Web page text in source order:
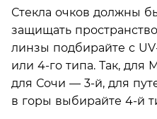
Стекла очков должны
защищать
линзы подбирайте с
или 4-го типа. Так, для
для Сочи — 3-й, для
в горы выбирайте 4-й